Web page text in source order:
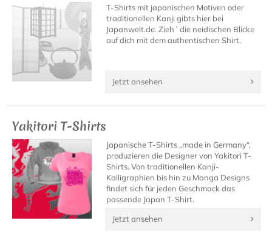
T-Shirts mit japanischen Motiven oder
traditionellen Kanji gibts hier bei
Japanwelt.de. Zieh´ die neidischen Blicke
auf dich mit dem authentischen Shirt.
Jetzt ansehen
Yakitori T-Shirts
Japanische T-Shirts „made in Germany“,
produzieren die Designer von Yakitori T-
Shirts. Von traditionellen Kanji-
Kalligraphien bis hin zu Manga Designs
findet sich für jeden Geschmack das
passende Japan T-Shirt.
Jetzt ansehen